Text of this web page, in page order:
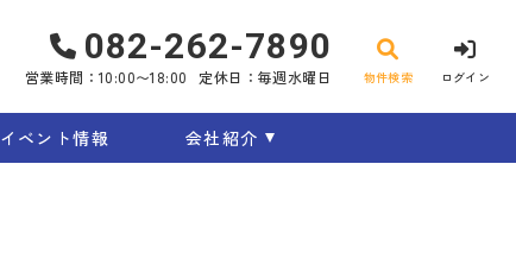
082-262-7890
営業時間：10:00〜18:00 定休日：毎週水曜日 物件検索 ログイン
イベント情報 会社紹介